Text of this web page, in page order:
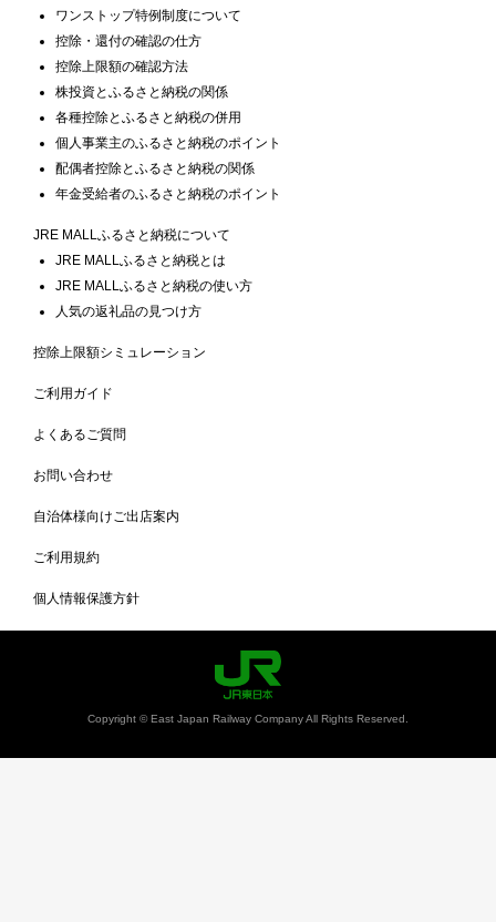
ワンストップ特例制度について
控除・還付の確認の仕方
控除上限額の確認方法
株投資とふるさと納税の関係
各種控除とふるさと納税の併用
個人事業主のふるさと納税のポイント
配偶者控除とふるさと納税の関係
年金受給者のふるさと納税のポイント
JRE MALLふるさと納税について
JRE MALLふるさと納税とは
JRE MALLふるさと納税の使い方
人気の返礼品の見つけ方
控除上限額シミュレーション
ご利用ガイド
よくあるご質問
お問い合わせ
自治体様向けご出店案内
ご利用規約
個人情報保護方針
Copyright © East Japan Railway Company All Rights Reserved.